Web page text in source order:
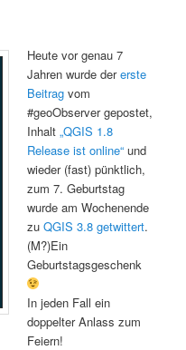
Heute vor genau 7
Jahren wurde dererste
Beitragvom
#geoObserver gepostet,
Inhalt „QGIS 1.8
Release ist online“und
wieder (fast) pünktlich,
zum 7. Geburtstag
wurde am Wochenende
zu QGIS 3.8 getwittert.
(M?)Ein
Geburtstagsgeschenk
In jeden Fall ein
doppelter Anlass zum
Feiern!